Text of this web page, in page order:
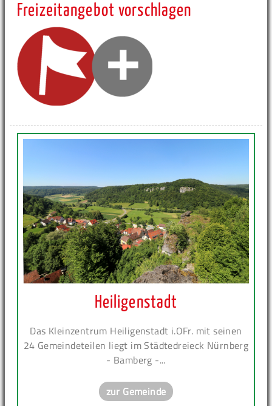
Freizeitangebot vorschlagen
Heiligenstadt
Das Kleinzentrum Heiligenstadt i.OFr. mit seinen
24 Gemeindeteilen liegt im Städtedreieck Nürnberg
- Bamberg -...
zur Gemeinde